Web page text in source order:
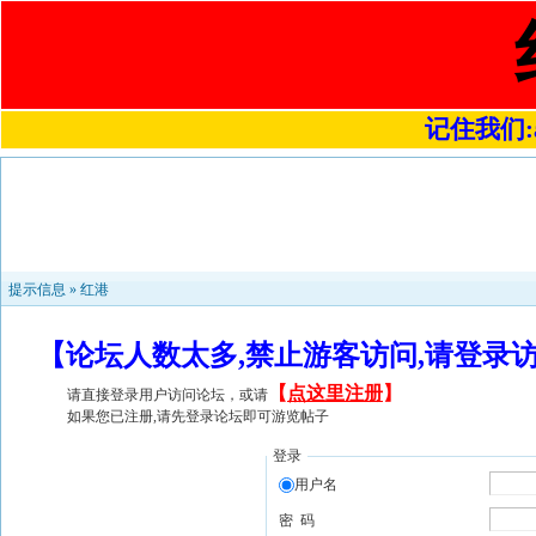
记住我们
提示信息 » 红港
【论坛人数太多,禁止游客访问,请登
请直接登录用户访问论坛，或请 【 点这里注册】
如果您已注册,请先登录论坛即可游览帖子
登录
用户名
密 码